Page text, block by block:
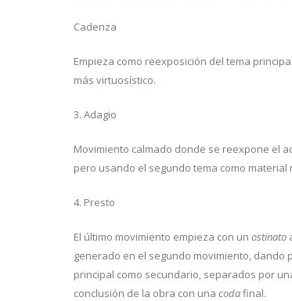
Cadenza
Empieza como reexposición del tema
más virtuosístico.
3. Adagio
Movimiento calmado donde se reexpone el
pero usando el segundo tema como
4. Presto
El último movimiento empieza con un ostinato
generado en el segundo movimiento,
principal como secundario, separados por
conclusión de la obra con una codafinal.